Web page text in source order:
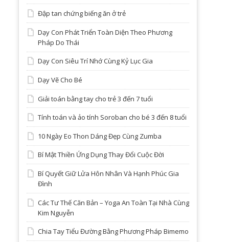
Đập tan chứng biếng ăn ở trẻ
Dạy Con Phát Triển Toàn Diện Theo Phương
Pháp Do Thái
Dạy Con Siêu Trí Nhớ Cùng Kỷ Lục Gia
Dạy Vẽ Cho Bé
Giải toán bằng tay cho trẻ 3 đến 7 tuổi
Tính toán và ảo tính Soroban cho bé 3 đến 8 tuổi
10 Ngày Eo Thon Dáng Đẹp Cùng Zumba
Bí Mật Thiền Ứng Dụng Thay Đổi Cuộc Đời
Bí Quyết Giữ Lửa Hôn Nhân Và Hạnh Phúc Gia
Đình
Các Tư Thế Căn Bản – Yoga An Toàn Tại Nhà Cùng
Kim Nguyễn
Chia Tay Tiểu Đường Bằng Phương Pháp Bimemo